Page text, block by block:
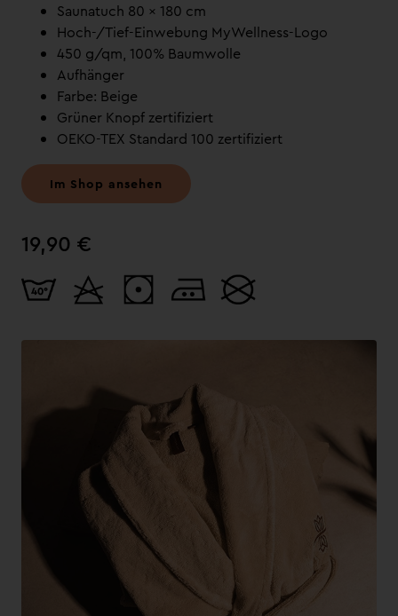
Saunatuch 80 x 180 cm
Hoch-/Tief-Einwebung MyWellness-Logo
450 g/qm, 100% Baumwolle
Aufhänger
Farbe: Beige
Grüner Knopf zertifiziert
OEKO-TEX Standard 100 zertifiziert
Im Shop ansehen
19,90 €